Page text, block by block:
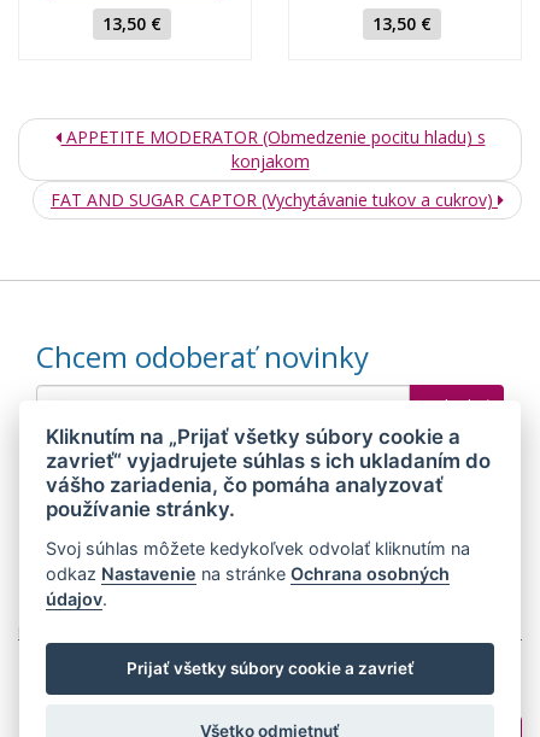
13,50 € 13,50 €
APPETITE MODERATOR (Obmedzenie pocitu hladu) s
konjakom
FAT AND SUGAR CAPTOR (Vychytávanie tukov a cukrov)
Chcem odoberať novinky
Odoslaním súhlasím sospracovaním mojich osobných údajov
© 2026 MEDIDIET® - METÓDA, KTORÁ DÁVA CHUŤ ZCHUBNÚŤ!
Kliknutím na „Prijať všetky súbory cookie a
zavrieť“ vyjadrujete súhlas s ich ukladaním do
vášho zariadenia, čo pomáha analyzovať
používanie stránky.
Svoj súhlas môžete kedykoľvek odvolať kliknutím na
odkaz Nastavenie na stránkeOchrana osobných
údajov.
Prijať všetky súbory cookie a zavrieť
Všetko odmietnuť